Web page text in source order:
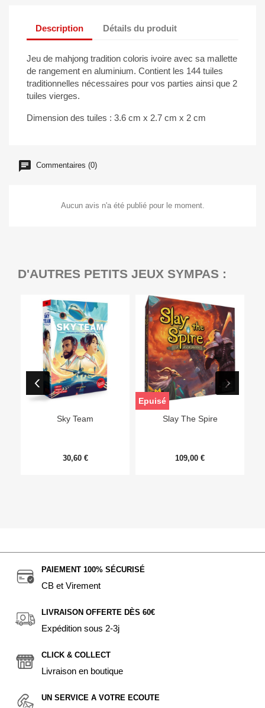
Description Détails du produit
Jeu de mahjong tradition coloris ivoire avec sa mallette
de rangement en aluminium. Contient les 144 tuiles
traditionnelles nécessaires pour vos parties ainsi que 2
tuiles vierges.
Dimension des tuiles : 3.6 cm x 2.7 cm x 2 cm
Commentaires (0)
Aucun avis n'a été publié pour le moment.
D'AUTRES PETITS JEUX SYMPAS :
Sky Team
30,60 €
Slay The Spire
109,00 €
Epuisé
PAIEMENT 100% SÉCURISÉ
CB et Virement
LIVRAISON OFFERTE DÈS 60€
Expédition sous 2-3j
CLICK & COLLECT
Livraison en boutique
UN SERVICE A VOTRE ECOUTE